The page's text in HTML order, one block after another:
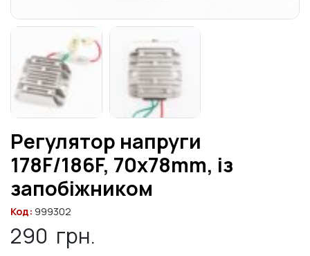
Регулятор напруги
178F/186F, 70x78mm, із
запобіжником
Код: 999302
290 грн.